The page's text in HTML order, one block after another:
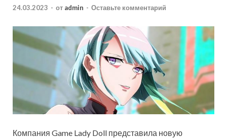
24.03.2023 - от admin - Оставьте комментарий
Компания Game Lady Doll представила новую